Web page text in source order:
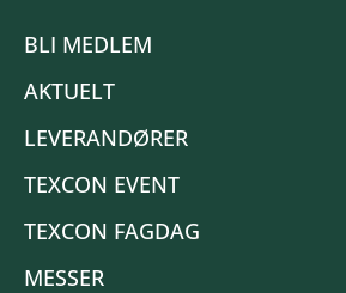
BLI MEDLEM
AKTUELT
LEVERANDØRER
TEXCON EVENT
TEXCON FAGDAG
MESSER